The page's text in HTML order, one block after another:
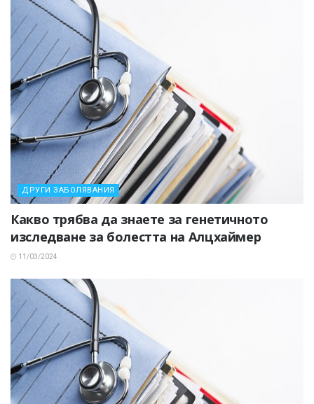
ДРУГИ ЗАБОЛЯВАНИЯ
Какво трябва да знаете за генетичното
изследване за болестта на Алцхаймер
11/03/2024